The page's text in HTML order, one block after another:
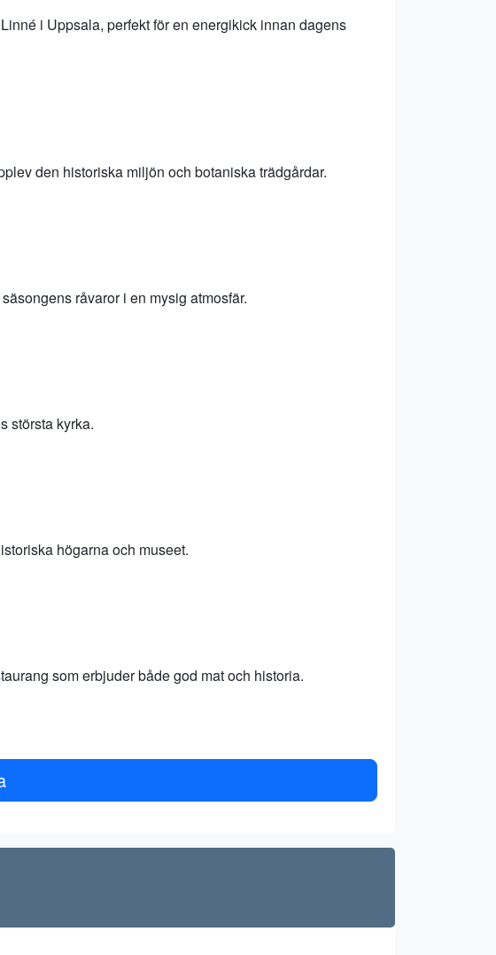
i Uppsala, perfekt för en energikick innan dagens
den historiska miljön och botaniska trädgårdar.
råvaror i en mysig atmosfär.
största kyrka.
högarna och museet.
som erbjuder både god mat och historia.